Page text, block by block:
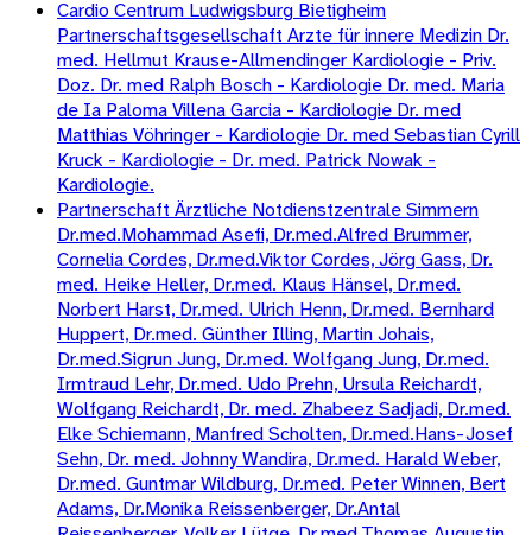
Cardio Centrum Ludwigsburg Bietigheim
Partnerschaftsgesellschaft Arzte für innere Medizin Dr.
med. Hellmut Krause-Allmendinger Kardiologie - Priv.
Doz. Dr. med Ralph Bosch - Kardiologie Dr. med. Maria
de Ia Paloma Villena Garcia - Kardiologie Dr. med
Matthias Vöhringer - Kardiologie Dr. med Sebastian Cyrill
Kruck - Kardiologie - Dr. med. Patrick Nowak -
Kardiologie.
Partnerschaft Ärztliche Notdienstzentrale Simmern
Dr.med.Mohammad Asefi, Dr.med.Alfred Brummer,
Cornelia Cordes, Dr.med.Viktor Cordes, Jörg Gass, Dr.
med. Heike Heller, Dr.med. Klaus Hänsel, Dr.med.
Norbert Harst, Dr.med. Ulrich Henn, Dr.med. Bernhard
Huppert, Dr.med. Günther Illing, Martin Johais,
Dr.med.Sigrun Jung, Dr.med. Wolfgang Jung, Dr.med.
Irmtraud Lehr, Dr.med. Udo Prehn, Ursula Reichardt,
Wolfgang Reichardt, Dr. med. Zhabeez Sadjadi, Dr.med.
Elke Schiemann, Manfred Scholten, Dr.med.Hans-Josef
Sehn, Dr. med. Johnny Wandira, Dr.med. Harald Weber,
Dr.med. Guntmar Wildburg, Dr.med. Peter Winnen, Bert
Adams, Dr.Monika Reissenberger, Dr.Antal